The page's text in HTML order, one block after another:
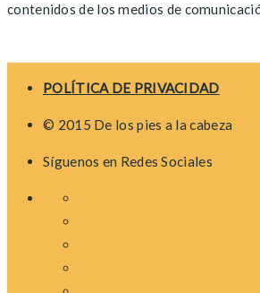
contenidos de los medios de
navigation
POLÍTICA DE PRIVACIDAD
© 2015 De los pies a la cabeza
Síguenos en Redes Sociales